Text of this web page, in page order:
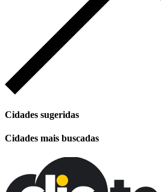
Cidades sugeridas
Cidades mais buscadas